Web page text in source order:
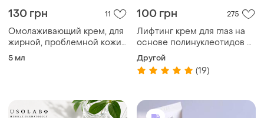
130 грн 11
Омолаживающий крем, для
жирной, проблемной кожи
и с розацеа
5 мл
100 грн 275
Лифтинг крем для глаз на
основе полинуклеотидов и
улучшений
Другой
(19)